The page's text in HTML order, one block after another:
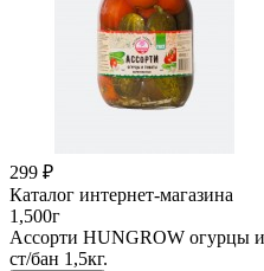
299 ₽
Каталог интернет-магазина
1,500г
Ассорти HUNGROW огурцы
ст/бан 1,5кг.